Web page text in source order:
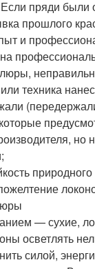
пряди
прошлого
и
техника
но
— сухие,
осветлять
силой,